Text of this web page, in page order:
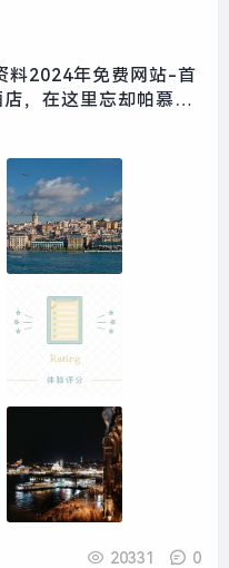
料2024年免费网站-首
，在这里忘却帕慕克
20331 0